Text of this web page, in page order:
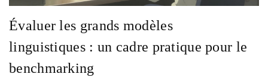
Évaluer les grands modèles
linguistiques : un cadre pratique pour le
benchmarking